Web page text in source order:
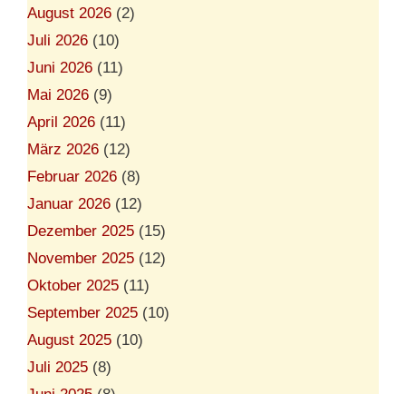
August 2026 (2)
Juli 2026 (10)
Juni 2026 (11)
Mai 2026 (9)
April 2026 (11)
März 2026 (12)
Februar 2026 (8)
Januar 2026 (12)
Dezember 2025 (15)
November 2025 (12)
Oktober 2025 (11)
September 2025 (10)
August 2025 (10)
Juli 2025 (8)